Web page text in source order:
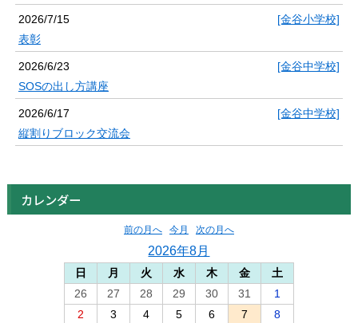
2026/7/15
[金谷小学校]
表彰
2026/6/23
[金谷中学校]
SOSの出し方講座
2026/6/17
[金谷中学校]
縦割りブロック交流会
カレンダー
前の月へ 今月 次の月へ
2026年8月
日 月 火 水 木 金
土
26
27 28 29 30 31
1
2
3 4 5 6 7
8